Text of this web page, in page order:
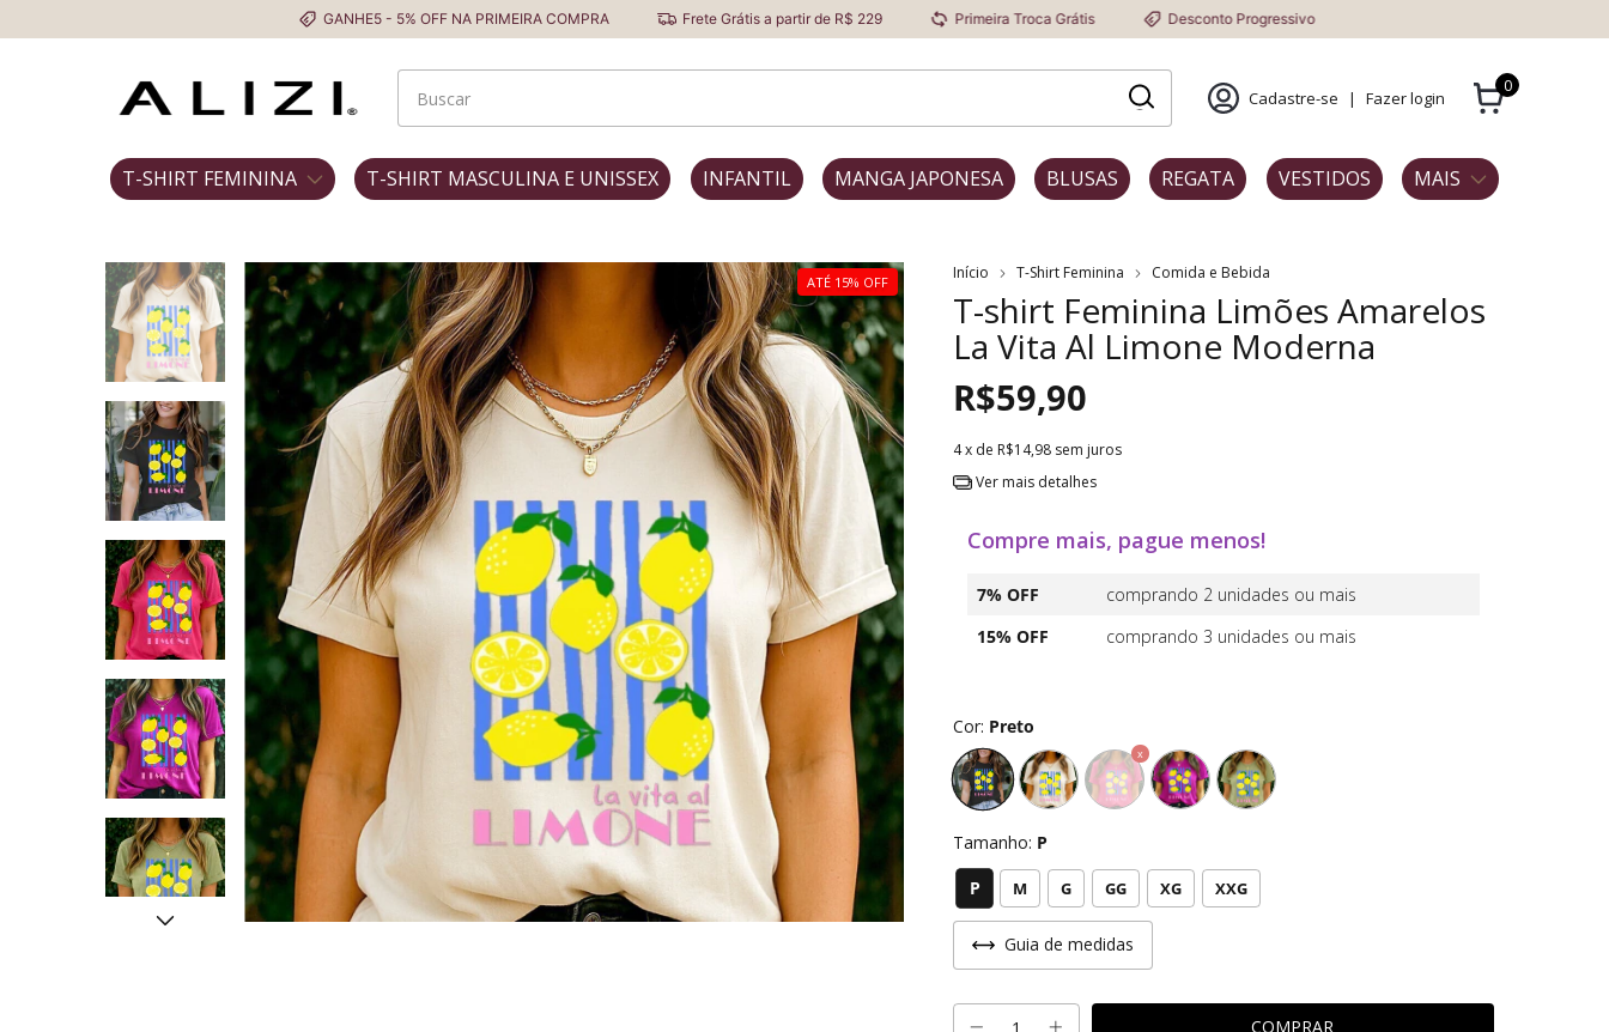
GANHE5 - 5% OFF NA PRIMEIRA COMPRA Frete Grátis a partir de R$ 229 Primeira Troca Grátis Desconto Progressivo
Cadastre-se | Fazer login
0
T-SHIRT FEMININA T-SHIRT MASCULINA E UNISSEX INFANTIL MANGA JAPONESA BLUSAS REGATA VESTIDOS MAIS
ATÉ 15% OFF Início T-Shirt Feminina Comida e Bebida
T-shirt Feminina Limões Amarelos
La Vita Al Limone Moderna
R$59,90
4x de R$14,98 sem juros
Ver mais detalhes
Compre mais, pague menos!
7% OFF
comprando 2 unidades ou mais
15% OFF
comprando 3 unidades ou mais
Cor: Preto
Tamanho: P
P M G GG XG XXG
Guia de medidas